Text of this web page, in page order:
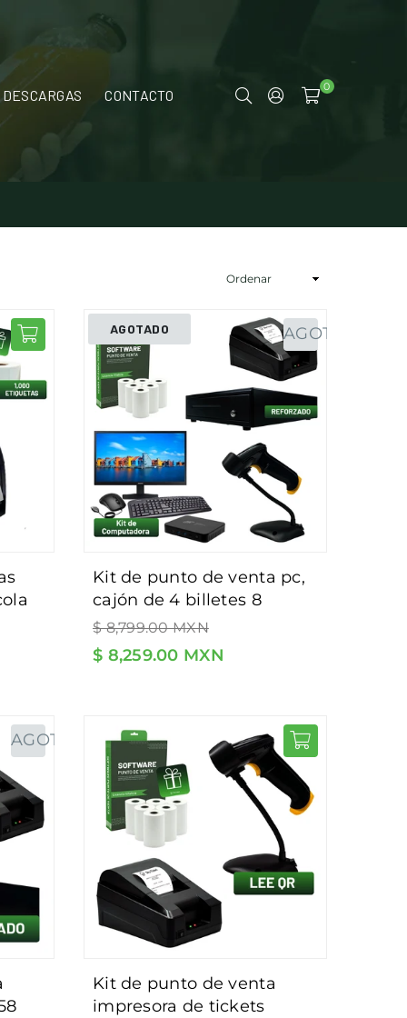
DESCARGAS CONTACTO 0
-
AGOTADO AGOTADO
kit de punto de venta pc,
cajón de 4 billetes 8
monedas, impresora de
ticket, lector de código de
barras con qr - incluye 5
$ 8,799.00 MXN
$ 8,259.00 MXN
Precio
habitual
AGOTADO
kit de punto de venta
impresora de tickets